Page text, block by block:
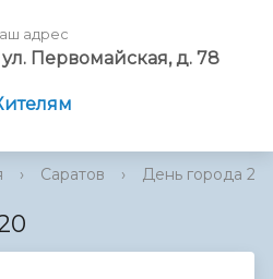
адрес
ул. Первомайская, д. 78
› Саратов › День города